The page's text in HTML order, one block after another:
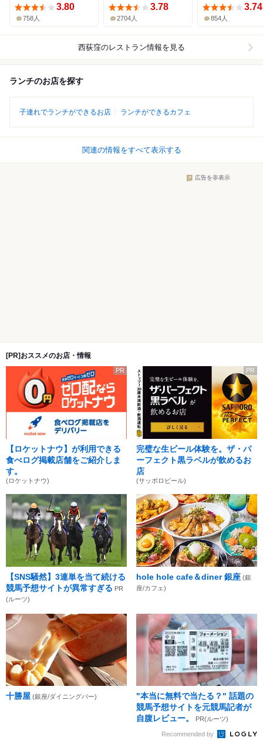
3.80
758人
3.78
2704人
3.74
854人
西荻窪のレストラン情報を見る
ランチのお店を探す
子連れでランチができるお店 ランチができるカフェ
関連の情報をすべて表示する
広告を非表示
[PR]おススメのお店・情報
PR
【ロケットナウ】が利用できる
食べログ掲載店舗をご紹介しま
す。
(ロケットナウ)
PR
完璧な生ビール体験を。ザ・パ
ーフェクト黒ラベルが飲めるお
店
(サッポロビール)
【SNS騒然】3連単を当て続ける
競馬予想サイトが異常すぎる PR
(ルーツ)
hole hole cafe＆diner 銀座 (銀
座/カフェ)
十勝屋 (銀座/ダイニングバー)
"本当に無料で当たる？" 話題の
競馬予想サイトを元競馬記者が
自腹レビュー。
PR(ルーツ)
Recommended by